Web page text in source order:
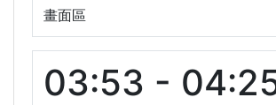
畫面區
03:53 -